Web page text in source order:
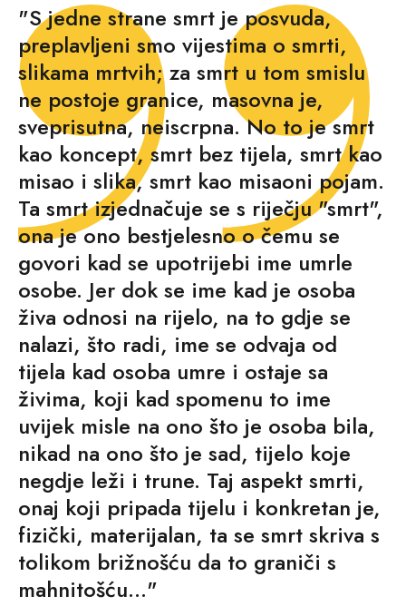
"S jedne strane smrt je posvuda,
preplavljeni smo vijestima o smrti,
slikama mrtvih; za smrt u tom smislu
ne postoje granice, masovna je,
sveprisutna, neiscrpna. No to je smrt
kao koncept, smrt bez tijela, smrt kao
misao i slika, smrt kao misaoni pojam.
Ta smrt izjednačuje se s riječju "smrt",
ona je ono bestjelesno o čemu se
govori kad se upotrijebi ime umrle
osobe. Jer dok se ime kad je osoba
živa odnosi na rijelo, na to gdje se
nalazi, što radi, ime se odvaja od
tijela kad osoba umre i ostaje sa
živima, koji kad spomenu to ime
uvijek misle na ono što je osoba bila,
nikad na ono što je sad, tijelo koje
negdje leži i trune. Taj aspekt smrti,
onaj koji pripada tijelu i konkretan je,
fizički, materijalan, ta se smrt skriva s
tolikom brižnošću da to graniči s
mahnitošću..."